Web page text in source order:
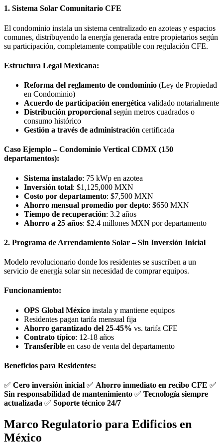
1. Sistema Solar Comunitario CFE
El condominio instala un sistema centralizado en azoteas y espacios
comunes, distribuyendo la energía generada entre propietarios según
su participación, completamente compatible con regulación CFE.
Estructura Legal Mexicana:
Reforma del reglamento de condominio (Ley de Propiedad
en Condominio)
Acuerdo de participación energética validado notarialmente
Distribución proporcional según metros cuadrados o
consumo histórico
Gestión a través de administración certificada
Caso Ejemplo – Condominio Vertical CDMX (150
departamentos):
Sistema instalado: 75 kWp en azotea
Inversión total: $1,125,000 MXN
Costo por departamento: $7,500 MXN
Ahorro mensual promedio por depto: $650 MXN
Tiempo de recuperación: 3.2 años
Ahorro a 25 años: $2.4 millones MXN por departamento
2. Programa de Arrendamiento Solar – Sin Inversión Inicial
Modelo revolucionario donde los residentes se suscriben a un
servicio de energía solar sin necesidad de comprar equipos.
Funcionamiento:
OPS Global México instala y mantiene equipos
Residentes pagan tarifa mensual fija
Ahorro garantizado del 25-45% vs. tarifa CFE
Contrato típico: 12-18 años
Transferible en caso de venta del departamento
Beneficios para Residentes:
✅ Cero inversión inicial ✅ Ahorro inmediato en recibo CFE ✅
Sin responsabilidad de mantenimiento ✅ Tecnología siempre
actualizada ✅ Soporte técnico 24/7
Marco Regulatorio para Edificios en
México